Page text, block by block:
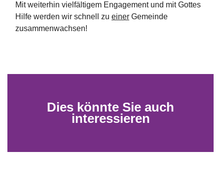
Mit weiterhin vielfältigem Engagement und mit Gottes
Hilfe werden wir schnell zu einer Gemeinde
zusammenwachsen!
Dies könnte Sie auch
interessieren